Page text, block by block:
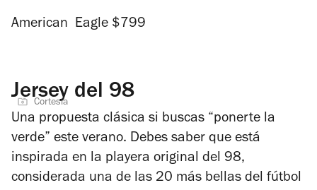
American Eagle $799
Jersey del 98
Cortesía
Una propuesta clásica si buscas “ponerte la
verde” este verano. Debes saber que está
inspirada en la playera original del 98,
considerada una de las 20 más bellas del fútbol